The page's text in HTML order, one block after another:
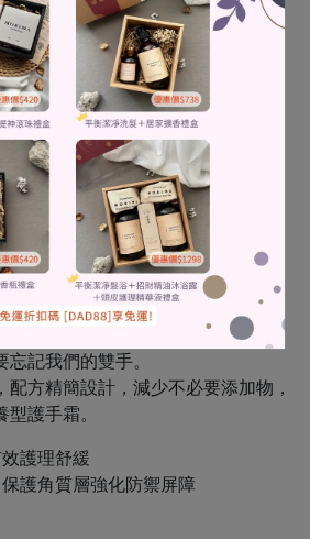
｜最單純的配方適合小寶貝們用
癒香｜乾癢肌走開
｜皮膚不想乾乾的都能用
｜深層清潔肌膚
｜滋養肌膚姊姊們都愛
｜想皮膚嫩嫩的都來用
質香｜開運招財洗香香
起泡網、單顆精美紙盒包裝
記我們的雙手。
配方精簡設計，減少不必要添加物，
護手霜。
護理舒緩
護角質層強化防禦屏障